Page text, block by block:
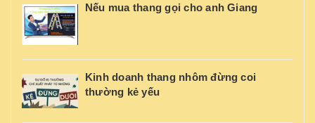
Nếu mua thang gọi cho anh Giang
Kinh doanh thang nhôm đừng coi
thường kẻ yếu